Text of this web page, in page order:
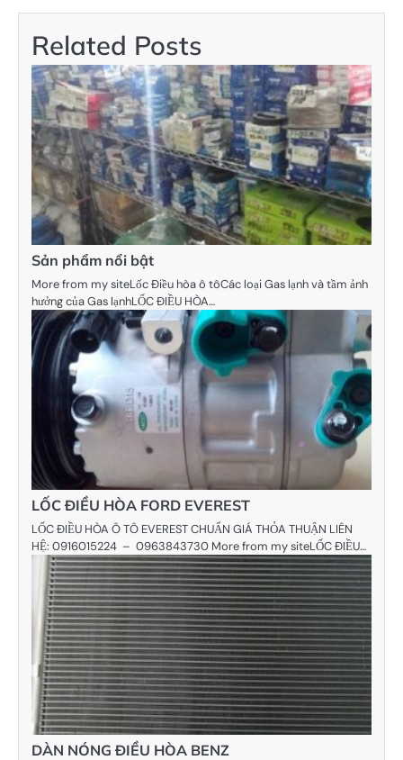
bài
viết
Related Posts
Sản phẩm nổi bật
More from my siteLốc Điều hòa ô tôCác loại Gas lạnh và tầm ảnh
hưởng của Gas lạnhLỐC ĐIỀU HÒA…
LỐC ĐIỀU HÒA FORD EVEREST
LỐC ĐIỀU HÒA Ô TÔ EVEREST CHUẨN GIÁ THỎA THUẬN LIÊN
HỆ: 0916015224 – 0963843730 More from my siteLỐC ĐIỀU…
DÀN NÓNG ĐIỀU HÒA BENZ